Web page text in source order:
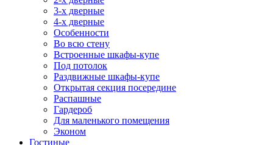
3-х дверные
4-х дверные
Особенности
Во всю стену
Встроенные шкафы-купе
Под потолок
Раздвижные шкафы-купе
Открытая секция посередине
Распашные
Гардероб
Для маленького помещения
Эконом
Гостиные